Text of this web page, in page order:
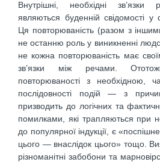
Внутрішні, необхідні зв’язки
являються буденній свідомості у
Ця повторюваність (разом з
не останню роль у виникненні
не кожна повторюваність має
зв’язки між речами.
повторюваності з необхідною,
послідовності подій — з
призводить до логічних та
помилками, які трапляються при
до популярної індукції, є
цього — внаслідок цього» тощо.
різноманітні забобони та